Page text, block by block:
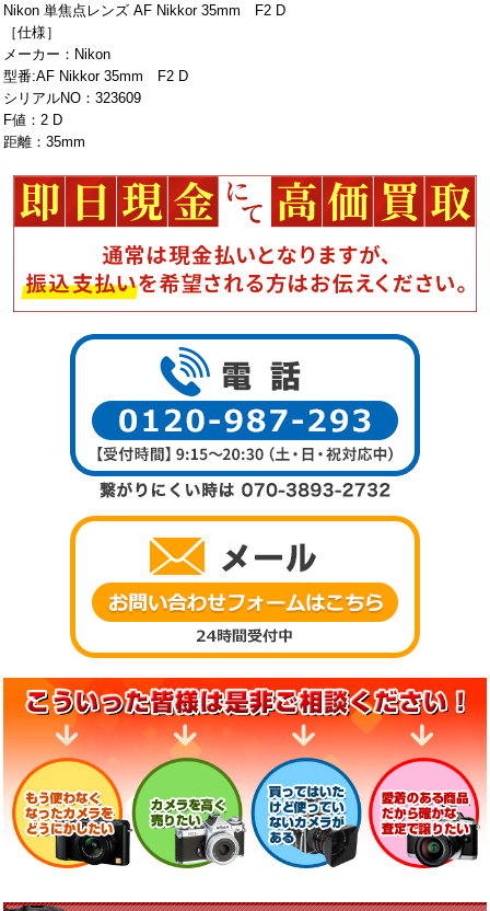
Nikon 単焦点レンズ AF Nikkor 35mm F2 D
［仕様］
メーカー：Nikon
型番:AF Nikkor 35mm F2 D
シリアルNO：323609
F値：2 D
距離：35mm